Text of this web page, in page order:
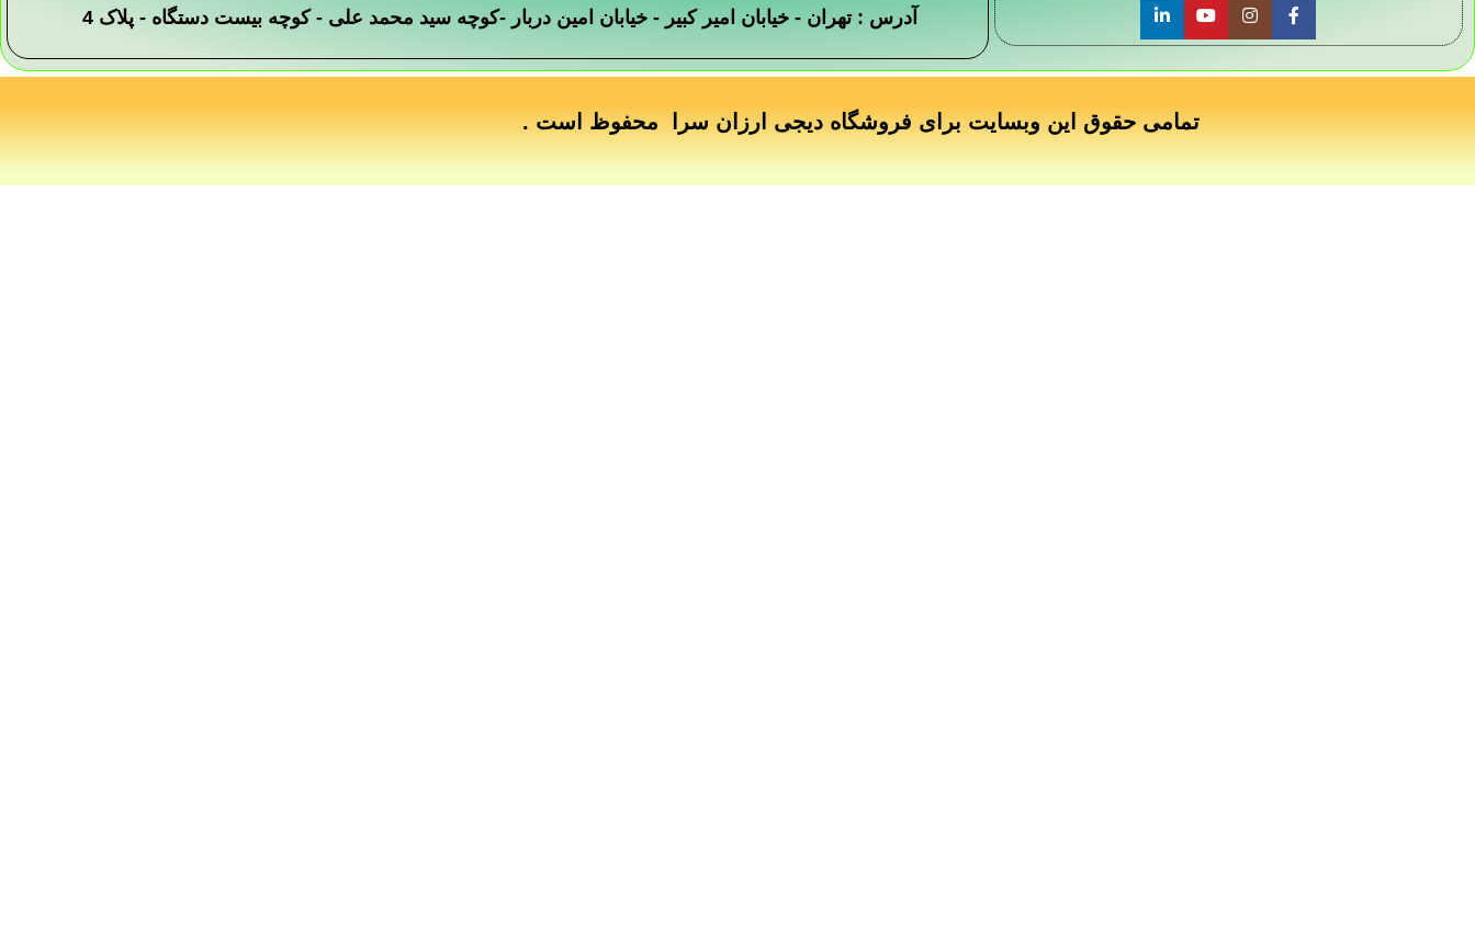
آدرس : تهران - خیابان امیر کبیر - خیابان امین دربار -کوچه سید محمد علی - کوچه بیست دستگاه - پلاک 4
تمامی حقوق این وبسایت برای فروشگاه دیجی ارزان سرا محفوظ است .